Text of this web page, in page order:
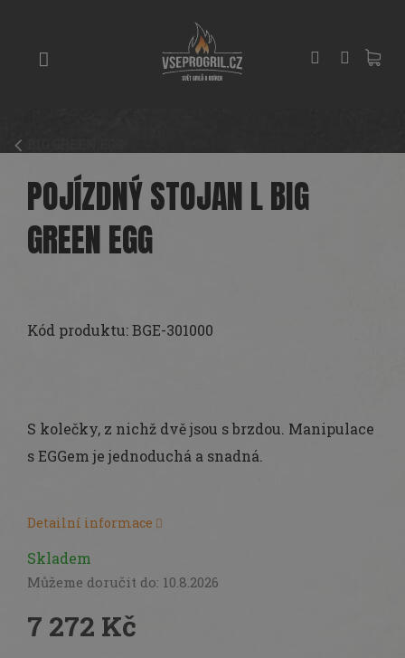
UDÍRNY
DŘEVO
PŘÍSLUŠENSTVÍ
SEZÓNNÍ
SLEVY
POCHUTINY
produkty
POJÍZDNÝ STOJAN L BIG
GREEN EGG
7 272 Kč
Skladem
Můžeme doručit do: 10.8.2026
Kód produktu:BGE-301000
S kolečky, z nichž dvě jsou s brzdou. Manipulace
s EGGem je jednoduchá a snadná.
Detailní informace